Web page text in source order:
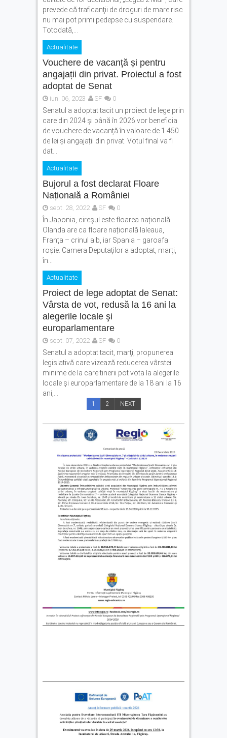
prevede că traficanţii de droguri de mare risc
nu mai pot primi pedepse cu suspendare.
Totodată,...
Actualitate
Vouchere de vacanță și pentru
angajații din privat. Proiectul a fost
adoptat de Senat
iun. 06, 2023 SF 0
Senatul a adoptat tacit un proiect de lege prin
care din 2024 și până în 2026 vor beneficia
de vouchere de vacanță în valoare de 1.450
de lei și angajații din privat. Votul final va fi
dat...
Actualitate
Bujorul a fost declarat Floare
Națională a României
sept. 28, 2022 SF 0
În Japonia, cireșul este floarea națională.
Olanda are ca floare națională laleaua,
Franța – crinul alb, iar Spania – garoafa
roșie. Camera Deputaţilor a adoptat, marţi,
în...
Actualitate
Proiect de lege adoptat de Senat:
Vârsta de vot, redusă la 16 ani la
alegerile locale şi
europarlamentare
sept. 07, 2022 SF 0
Senatul a adoptat tacit, marţi, propunerea
legislativă care vizează reducerea vârstei
minime de la care tinerii pot vota la alegerile
locale şi europarlamentare de la 18 ani la 16
ani,...
1 2 NEXT